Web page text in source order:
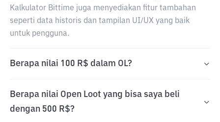
Kalkulator Bittime juga menyediakan fitur tambahan
seperti data historis dan tampilan UI/UX yang baik
untuk pengguna.
Berapa nilai 100 R$ dalam OL?
Berapa nilai Open Loot yang bisa saya beli
dengan 500 R$?